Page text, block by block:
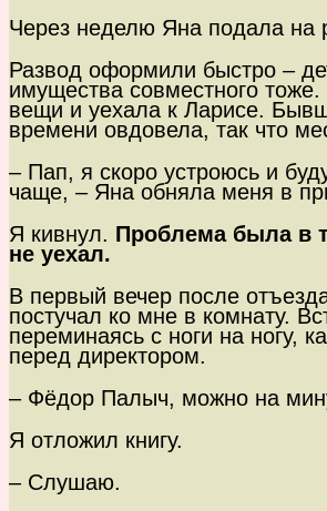
Через неделю Яна подала на
Развод оформили быстро –
имущества совместного
вещи и уехала к Ларисе.
времени овдовела, так что
– Пап, я скоро устроюсь и
чаще, – Яна обняла меня в
Я кивнул. Проблема была в
не уехал.
В первый вечер после
постучал ко мне в комнату.
переминаясь с ноги на ногу,
перед директором.
– Фёдор Палыч, можно на
Я отложил книгу.
– Слушаю.